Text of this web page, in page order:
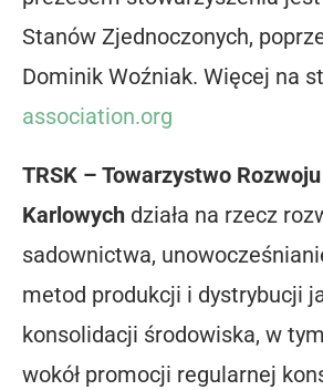
Stanów Zjednoczonych,
Dominik Woźniak. Więcej na
association.org
TRSK – Towarzystwo
Karlowych działa na rzecz
sadownictwa,
metod produkcji i dystrybucji
konsolidacji środowiska, w
wokół promocji regularnej